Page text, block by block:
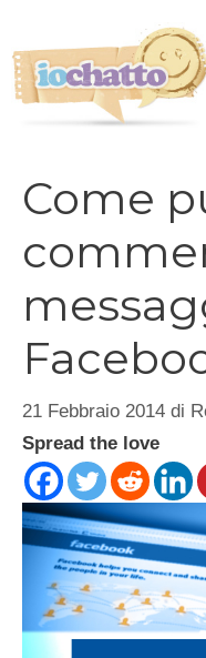
contenuto
Come
21 Febbraio 2014 di
Spread the love